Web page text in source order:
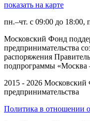
показать на карте
пн.–чт. с 09:00 до 18:00,
Московский Фонд
предпринимательства
распоряжения
подпрограммы «Москва
2015 - 2026
предпринимательства
Политика в отношении